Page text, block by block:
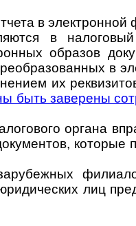
в
в
обра­зов
в
их
быть заве­рены
органа
кото­рые
лиц